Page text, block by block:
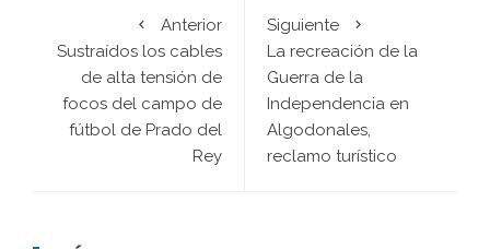
Anterior
Sustraídos los cables
de alta tensión de
focos del campo de
fútbol de Prado del
Rey
Siguiente
La recreación de la
Guerra de la
Independencia en
Algodonales,
reclamo turístico